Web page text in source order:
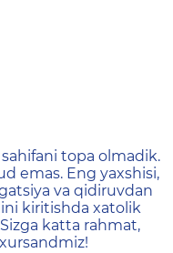
неtopa olmadik.
emas. Eng yaxshisi,
va qidiruvdan
kiritishda xatolik
katta rahmat,